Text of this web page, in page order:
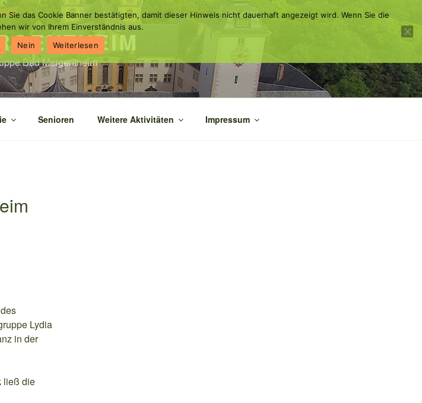
Bad Mergentheim
Senioren Weitere Aktivitäten Impressum
Lydia
in der
ließ die
das Cookie Banner bestätigten, damit dieser Hinweis nicht dauerhaft angezeigt wird. Wenn Sie die
wir von Ihrem Einverständnis aus.
Nein Weiterlesen